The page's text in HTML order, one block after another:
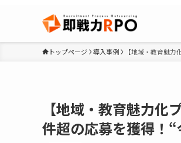
トップページ 導入事例 【地域・教育魅
【地域・教育魅力
件超の応募を獲得！